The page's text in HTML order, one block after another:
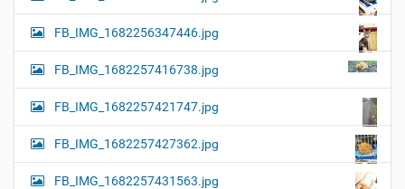
FB_IMG_1682256347446.jpg
FB_IMG_1682257416738.jpg
FB_IMG_1682257421747.jpg
FB_IMG_1682257427362.jpg
FB_IMG_1682257431563.jpg